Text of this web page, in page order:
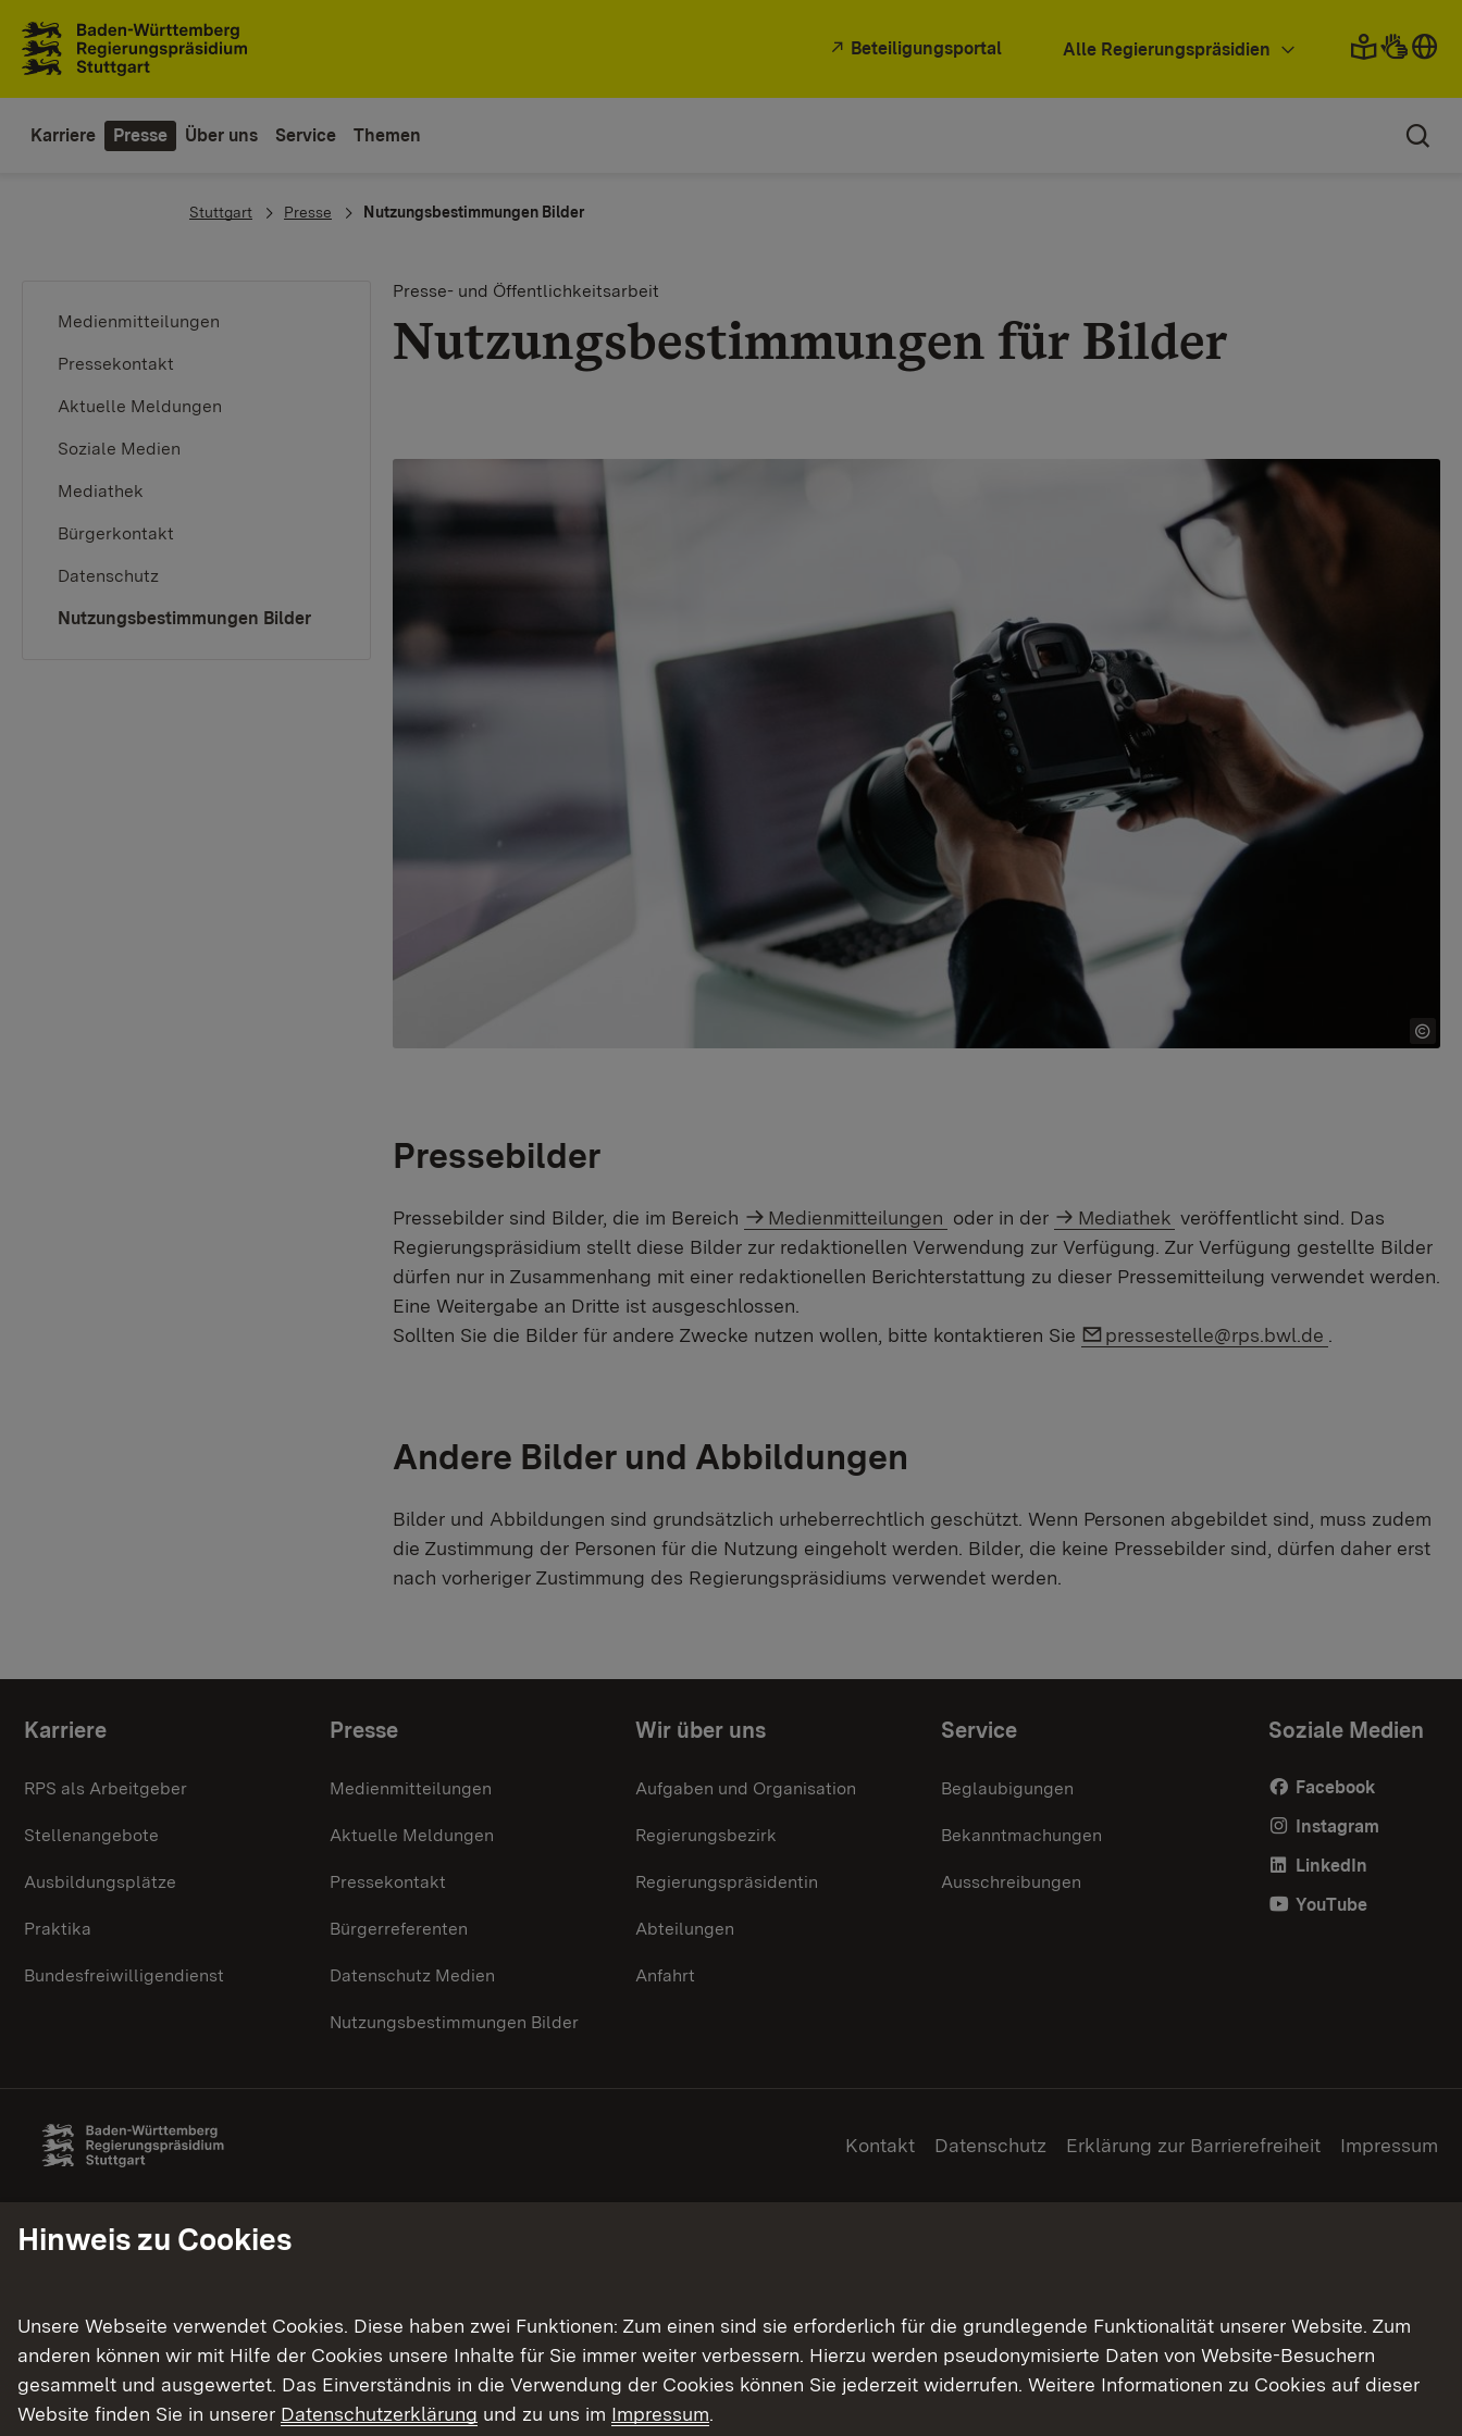
Beteiligungsportal Alle Regierungspräsidien
Karriere Presse Über uns Service Themen
You are here:
Stuttgart Presse Nutzungsbestimmungen Bilder
Medienmitteilungen
Pressekontakt
Aktuelle Meldungen
Soziale Medien
Mediathek
Bürgerkontakt
Datenschutz
Nutzungsbestimmungen Bilder(current)
Presse- und Öffentlichkeitsarbeit
Nutzungsbestimmungen für Bilder
Pressebilder
Pressebilder sind Bilder, die im Bereich Medienmitteilungen oder in der Mediathek veröffentlicht sind. Das
Regierungspräsidium stellt diese Bilder zur redaktionellen Verwendung zur Verfügung. Zur Verfügung gestellte Bilder
dürfen nur in Zusammenhang mit einer redaktionellen Berichterstattung zu dieser Pressemitteilung verwendet werden.
Eine Weitergabe an Dritte ist ausgeschlossen.
Sollten Sie die Bilder für andere Zwecke nutzen wollen, bitte kontaktieren Sie
Link auf E-Mail:
pressestelle@rps.bwl.de
Andere Bilder und Abbildungen
Bilder und Abbildungen sind grundsätzlich urheberrechtlich geschützt. Wenn Personen abgebildet sind, muss zudem
die Zustimmung der Personen für die Nutzung eingeholt werden. Bilder, die keine Pressebilder sind, dürfen daher erst
nach vorheriger Zustimmung des Regierungspräsidiums verwendet werden.
Themenübersicht
Karriere
RPS als Arbeitgeber
Stellenangebote
Ausbildungsplätze
Praktika
Bundesfreiwilligendienst
Presse
Medienmitteilungen
Aktuelle Meldungen
Pressekontakt
Bürgerreferenten
Datenschutz Medien
Nutzungsbestimmungen Bilder
Wir über uns
Aufgaben und Organisation
Regierungsbezirk
Regierungspräsidentin
Abteilungen
Anfahrt
Service
Beglaubigungen
Bekanntmachungen
Ausschreibungen
Soziale Medien
Facebook
Instagram
LinkedIn
YouTube
Kontakt Datenschutz Erklärung zur Barrierefreiheit Impressum
Hinweis zu Cookies
Unsere Webseite verwendet Cookies. Diese haben zwei Funktionen: Zum einen sind sie erforderlich für die grundlegende Funktionalität unserer Website. Zum
anderen können wir mit Hilfe der Cookies unsere Inhalte für Sie immer weiter verbessern. Hierzu werden pseudonymisierte Daten von Website-Besuchern
gesammelt und ausgewertet. Das Einverständnis in die Verwendung der Cookies können Sie jederzeit widerrufen. Weitere Informationen zu Cookies auf dieser
Website finden Sie in unserer Datenschutzerklärung und zu uns im Impressum.